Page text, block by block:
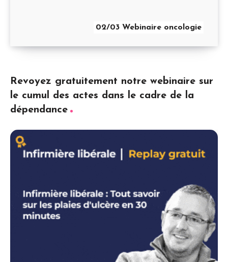
02/03 Webinaire oncologie
Revoyez gratuitement notre webinaire sur
le cumul des actes dans le cadre de la
dépendance